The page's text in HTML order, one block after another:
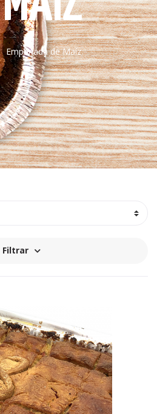
Empanada de Maíz
Filtrar